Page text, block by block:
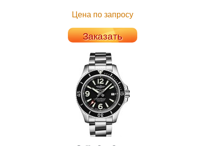
Цена по запросу
Заказать